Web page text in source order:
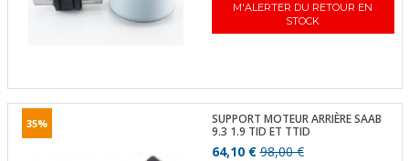
M'ALERTER DU RETOUR EN
STOCK
35%
SUPPORT MOTEUR ARRIÈRE SAAB
9.3 1.9 TID ET TTID
64,10 €98,00 €